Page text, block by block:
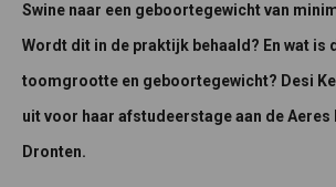
Swine naar een geboortegewicht van
Wordt dit in de praktijk behaald? En wat is
toomgrootte en geboortegewicht? Desi
uit voor haar afstudeerstage aan de
Dronten.